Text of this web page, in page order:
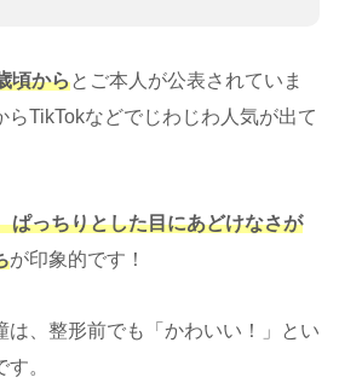
頃からとご本人が公表されていま
らTikTokなどでじわじわ人気が出て
ぱっちりとした目にあどけなさが
が印象的です！
は、整形前でも「かわいい！」とい
。